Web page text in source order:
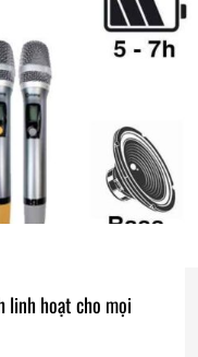
linh hoạt cho mọi